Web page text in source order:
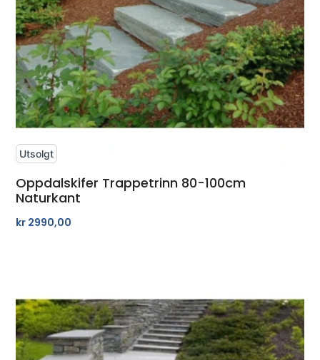
Oppdalskifer Trappetrinn 80-100cm
Naturkant
kr 2990,00
Utsolgt